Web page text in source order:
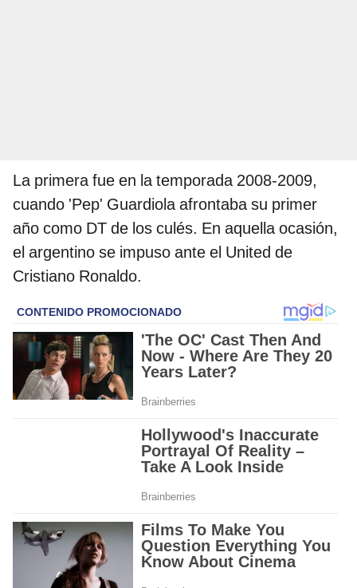
La primera fue en la temporada 2008-2009,
cuando 'Pep' Guardiola afrontaba su primer
año como DT de los culés. En aquella ocasión,
el argentino se impuso ante el United de
Cristiano Ronaldo.